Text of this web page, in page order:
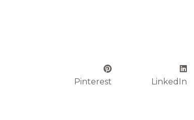
LinkedIn
Pinterest